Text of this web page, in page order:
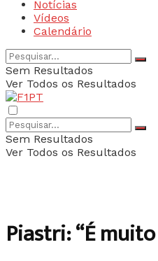
Notícias
Vídeos
Calendário
Sem Resultados
Ver Todos os Resultados
Sem Resultados
Ver Todos os Resultados
Piastri: “É